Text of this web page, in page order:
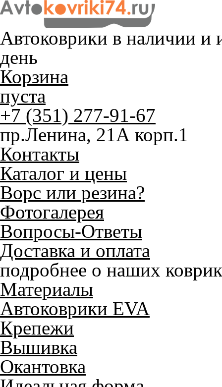
Автоковрики в наличии и
день
Корзина
пуста
+7 (351) 277-91-67
пр.Ленина, 21А корп.1
Контакты
Каталог и цены
Ворс или резина?
Фотогалерея
Вопросы-Ответы
Доставка и оплата
подробнее о наших
Материалы
Автоковрики EVA
Крепежи
Вышивка
Окантовка